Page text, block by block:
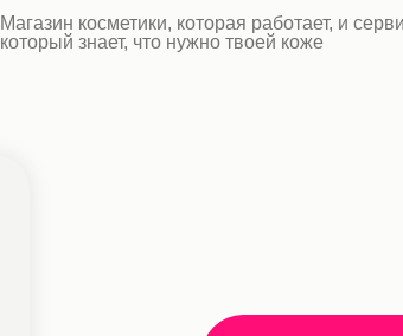
Магазин косметики, которая работает, и
который знает, что нужно твоей коже